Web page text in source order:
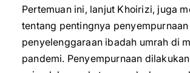
Pertemuan ini, lanjut Khoirizi, juga
tentang pentingnya penyempurnaan
penyelenggaraan ibadah umrah di
pandemi. Penyempurnaan